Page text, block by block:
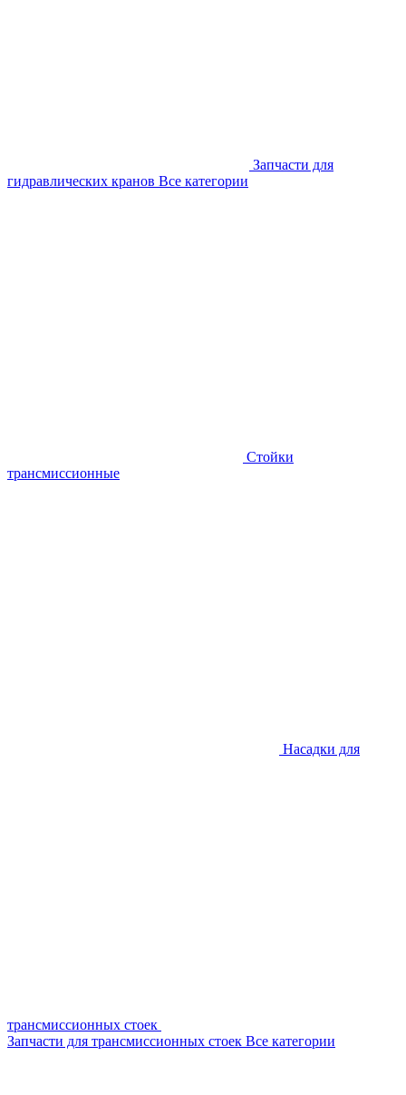
Запчасти для
гидравлических кранов Все категории
Стойки
трансмиссионные
Насадки для
трансмиссионных стоек
Запчасти для трансмиссионных стоек Все категории